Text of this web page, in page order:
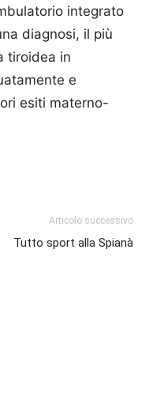
integrato
diagnosi, il più
tiroidea in
e
esiti materno-
Articolo successivo
Tutto sport alla Spianà